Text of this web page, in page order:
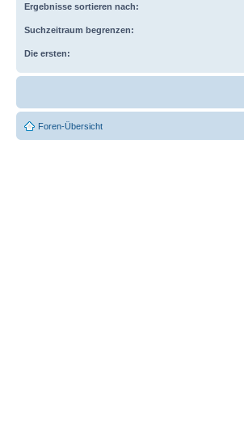
Ergebnisse sortieren nach:
Suchzeitraum begrenzen:
Die ersten:
Foren-Übersicht